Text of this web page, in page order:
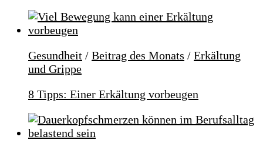
Gesundheit / Beitrag des Monats / Erkältung
und Grippe
8 Tipps: Einer Erkältung vorbeugen